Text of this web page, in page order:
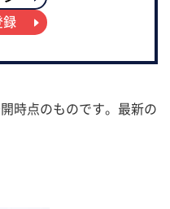
時点のものです。最新の